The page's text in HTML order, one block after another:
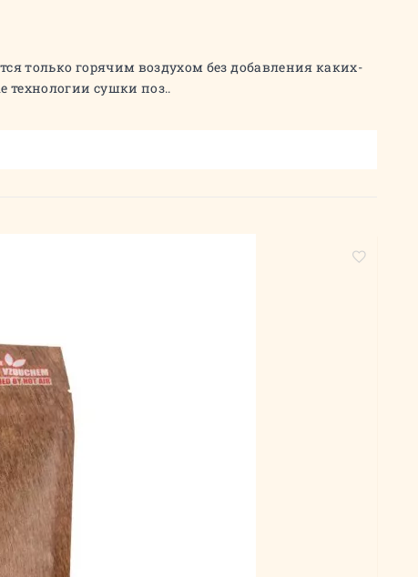
только горячим воздухом без добавления каких-
технологии сушки поз..